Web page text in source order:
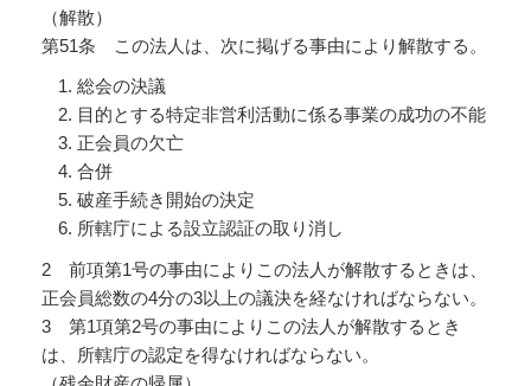
（解散）
第51条 この法人は、次に掲げる事由により解散する。
総会の決議
目的とする特定非営利活動に係る事業の成功の不能
正会員の欠亡
合併
破産手続き開始の決定
所轄庁による設立認証の取り消し
2 前項第1号の事由によりこの法人が解散するときは、
正会員総数の4分の3以上の議決を経なければならない。
3 第1項第2号の事由によりこの法人が解散するとき
は、所轄庁の認定を得なければならない。